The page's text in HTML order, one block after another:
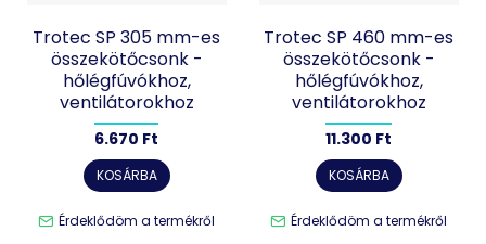
Trotec SP 305 mm-es
összekötőcsonk -
hőlégfúvókhoz,
ventilátorokhoz
6.670 Ft
KOSÁRBA
Érdeklődöm a termékről
Trotec SP 460 mm-es
összekötőcsonk -
hőlégfúvókhoz,
ventilátorokhoz
11.300 Ft
KOSÁRBA
Érdeklődöm a termékről